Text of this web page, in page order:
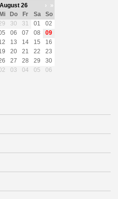
August 26 ›
»
Mi Do Fr Sa
So
30 31 01
02
06 07 08
09
13 14 15
16
20 21 22
23
27 28 29
30
03 04 05 06